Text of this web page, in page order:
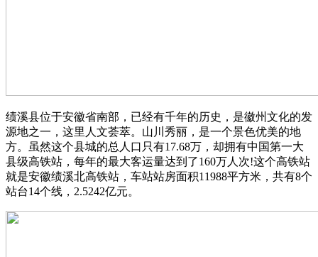
绩溪县位于安徽省南部，已经有千年的历史，是徽州文化的发
源地之一，这里人文荟萃。山川秀丽，是一个景色优美的地
方。虽然这个县城的总人口只有17.68万，却拥有中国第一大
县级高铁站，每年的最大客运量达到了160万人次!这个高铁站
就是安徽绩溪北高铁站，车站站房面积11988平方米，共有8个
站台14个线，2.5242亿元。